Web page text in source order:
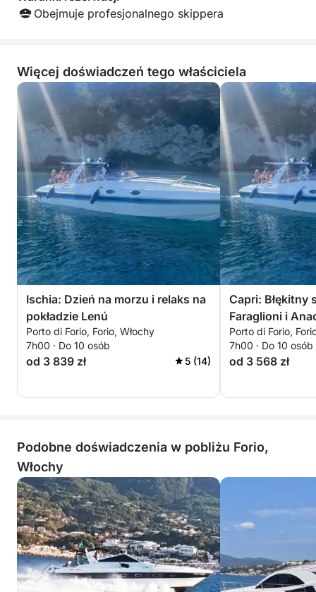
niesamowitych,
Obejmuje profesjonalnego skippera
Więcej doświadczeń tego właściciela
Ischia: Dzień na morzu i relaks na
pokładzie Lenú
Porto di Forio, Forio, Włochy
7h00 · Do 10 osób
od 3 839 zł 5 (14)
Capri: Błękitny
Faraglioni i
Porto di Forio,
7h00 · Do 10 osób
od 3 568 zł
Podobne doświadczenia w pobliżu Forio,
Włochy